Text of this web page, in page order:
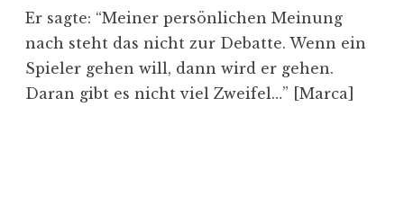
Er sagte: “Meiner persönlichen Meinung
nach steht das nicht zur Debatte. Wenn ein
Spieler gehen will, dann wird er gehen.
Daran gibt es nicht viel Zweifel…” [Marca]